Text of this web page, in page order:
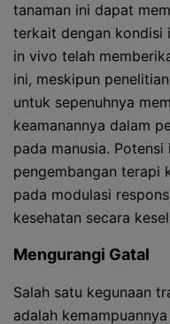
tanaman ini dapat
terkait dengan kondisi
in vivo telah
ini, meskipun
untuk sepenuhnya
keamanannya dalam
pada manusia.
pengembangan terapi
pada modulasi
kesehatan secara
Mengurangi Gatal
Salah satu kegunaan
adalah